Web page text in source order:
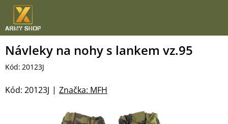
Přejít
obsah
Návleky na nohy s lankem vz.95
Kód: 20123J
Značka: MFH
Kód: 20123J